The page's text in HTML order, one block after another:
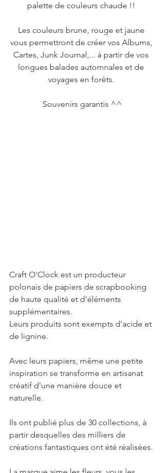
palette de couleurs chaude !!
Les couleurs brune, rouge et jaune
vous permettront de créer vos Albums,
Cartes, Junk Journal,... à partir de vos
longues balades automnales et de
voyages en forêts.
Souvenirs garantis ^^
Craft O'Clock est un producteur
polonais de papiers de scrapbooking
de haute qualité et d'éléments
supplémentaires.
Leurs produits sont exempts d'acide et
de lignine.
Avec leurs papiers, même une petite
inspiration se transforme en artisanat
créatif d'une manière douce et
naturelle.
Ils ont publié plus de 30 collections, à
partir desquelles des milliers de
créations fantastiques ont été réalisées.